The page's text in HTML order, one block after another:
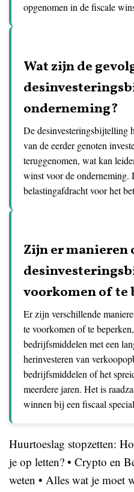
opgenomen in de fiscale
Wat zijn de
onderneming?
De desinvesteringsbijtelling
van de eerder genoten
teruggenomen, wat kan
winst voor de onderneming.
belastingafdracht voor het
Zijn er manieren
voorkomen of te
Er zijn verschillende
te voorkomen of te
bedrijfsmiddelen met een
herinvesteren van
bedrijfsmiddelen of het
meerdere jaren. Het is
winnen bij een fiscaal
Huurtoeslag stopzetten:
je op letten? • Crypto en
weten • Alles wat je moet